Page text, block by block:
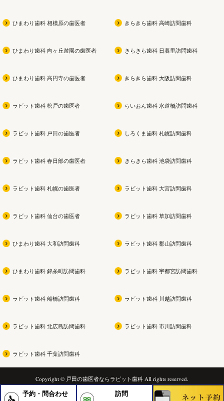
ぜひ遊びに来てください
よかったら買ってみてくださ
私も今使用中です！！
予約・問合わせ
訪問
ひまわり歯科 相模原の歯医者
ひまわり歯科 向ヶ丘遊園の歯医者
ひまわり歯科 高円寺の歯医者
ラビット歯科 松戸の歯医者
ラビット歯科 戸田の歯医者
ラビット歯科 春日部の歯医者
ラビット歯科 札幌の歯医者
ラビット歯科 仙台の歯医者
ひまわり歯科 大和訪問歯科
ひまわり歯科 錦糸町訪問歯科
ラビット歯科 船橋訪問歯科
ラビット歯科 北広島訪問歯科
ラビット歯科 千葉訪問歯科
きらきら歯科 高崎訪問歯科
きらきら歯科 日暮里訪問歯科
きらきら歯科 大阪訪問歯科
らいおん歯科 水道橋訪問歯科
しろくま歯科 札幌訪問歯科
きらきら歯科 池袋訪問歯科
ラビット歯科 大宮訪問歯科
ラビット歯科 草加訪問歯科
ラビット歯科 郡山訪問歯科
ラビット歯科 宇都宮訪問歯科
ラビット歯科 川越訪問歯科
ラビット歯科 市川訪問歯科
Copyright © 戸田の歯医者ならラビット歯科 All rights reserved.